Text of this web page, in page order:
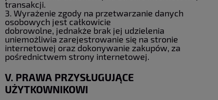
transakcji.
3. Wyrażenie zgody na przetwarzanie danych
osobowych jest całkowicie
dobrowolne, jednakże brak jej udzielenia
uniemożliwia zarejestrowanie się na stronie
internetowej oraz dokonywanie zakupów, za
pośrednictwem strony internetowej.
V. PRAWA PRZYSŁUGUJĄCE
UŻYTKOWNIKOWI